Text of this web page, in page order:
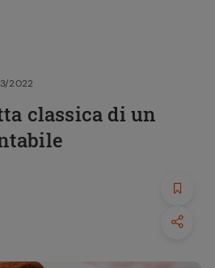
2022
classica di un